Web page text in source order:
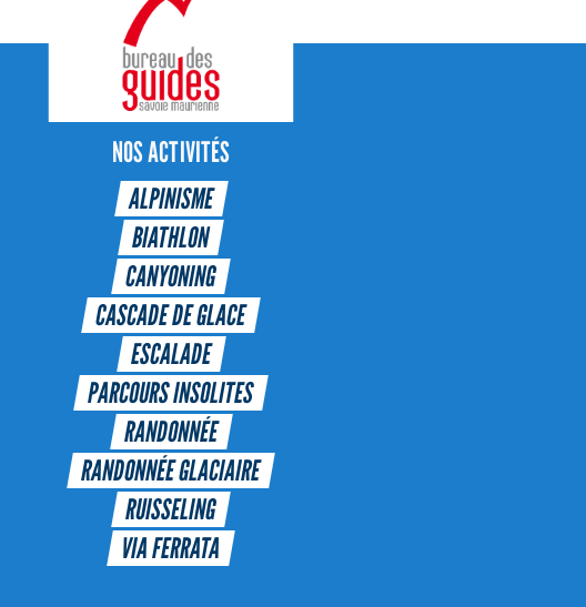
NOS ACTIVITÉS
ALPINISME
BIATHLON
CANYONING
CASCADE DE GLACE
ESCALADE
PARCOURS INSOLITES
RANDONNÉE
RANDONNÉE GLACIAIRE
RUISSELING
VIA FERRATA